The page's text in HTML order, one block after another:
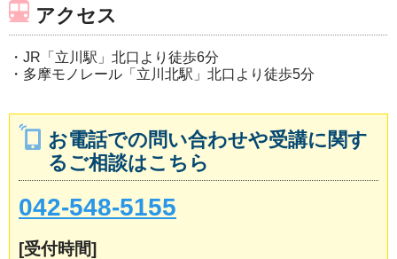
アクセス
・JR「立川駅」北口より徒歩6分
・多摩モノレール「立川北駅」北口より徒歩5分
お電話での問い合わせや受講に関す
るご相談はこちら
042-548-5155
[受付時間]